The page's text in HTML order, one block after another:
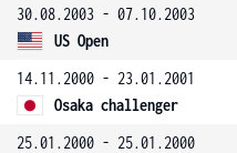
30.08.2003 - 07.10.2003
US Open
14.11.2000 - 23.01.2001
Osaka challenger
25.01.2000 - 25.01.2000